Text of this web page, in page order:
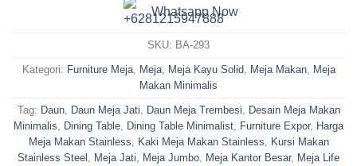
Whatsapp Now
SKU: BA-293
Kategori: Furniture Meja, Meja, Meja Kayu Solid Meja Makan,
Meja
Makan Minimalis
Tag: Daun, Daun Meja Jati Daun Meja Trembesi
Desain Meja Makan
Minimalis
Dining Table Dining Table Minimalist Furniture Expor, Harga
Meja Makan Stainless
Kaki Meja Makan Stainless
Kursi Makan
Stainless Steel
Meja Jati Meja Jumbo Meja Kantor Besar, Meja Life